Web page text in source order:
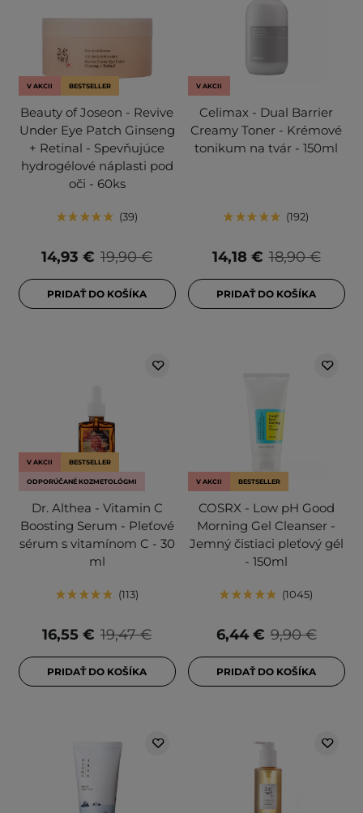
V AKCII BESTSELLER
Beauty of Joseon - Revive
Under Eye Patch Ginseng
+ Retinal - Spevňujúce
hydrogélové náplasti pod
oči - 60ks
39
19,90 €
14,93 €
PRIDAŤ DO KOŠÍKA
V AKCII
Celimax - Dual Barrier
Creamy Toner - Krémové
tonikum na tvár - 150ml
192
18,90 €
14,18 €
PRIDAŤ DO KOŠÍKA
V AKCII BESTSELLER
ODPORÚČANÉ KOZMETOLÓGMI
Dr. Althea - Vitamin C
Boosting Serum - Pleťové
sérum s vitamínom C - 30
ml
113
19,47 €
16,55 €
PRIDAŤ DO KOŠÍKA
V AKCII BESTSELLER
COSRX - Low pH Good
Morning Gel Cleanser -
Jemný čistiaci pleťový gél
- 150ml
1045
9,90 €
6,44 €
PRIDAŤ DO KOŠÍKA